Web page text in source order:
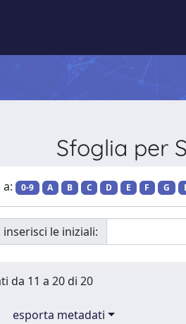
Sfoglia per
a: 0-9 A B C D E F G
inserisci le iniziali:
da 11 a 20 di 20
esporta metadati